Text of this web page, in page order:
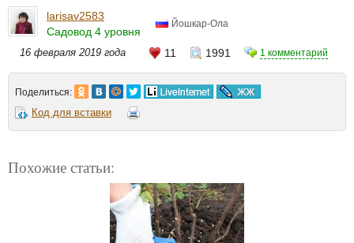
larisav2583
Садовод 4 уровня
Йошкар-Ола
16 февраля 2019 года 11 1991 1 комментарий
Поделиться:
Код для вставки
Похожие статьи: